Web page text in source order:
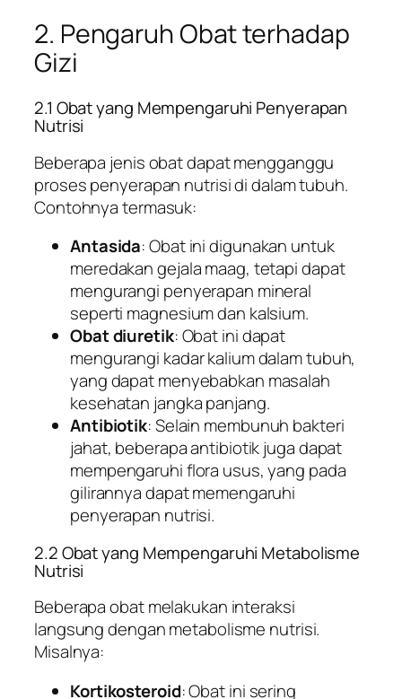
2. Pengaruh Obat terhadap
Gizi
2.1 Obat yang Mempengaruhi Penyerapan
Nutrisi
Beberapa jenis obat dapat mengganggu
proses penyerapan nutrisi di dalam tubuh.
Contohnya termasuk:
Antasida: Obat ini digunakan untuk
meredakan gejala maag, tetapi dapat
mengurangi penyerapan mineral
seperti magnesium dan kalsium.
Obat diuretik: Obat ini dapat
mengurangi kadar kalium dalam tubuh,
yang dapat menyebabkan masalah
kesehatan jangka panjang.
Antibiotik: Selain membunuh bakteri
jahat, beberapa antibiotik juga dapat
mempengaruhi flora usus, yang pada
gilirannya dapat memengaruhi
penyerapan nutrisi.
2.2 Obat yang Mempengaruhi Metabolisme
Nutrisi
Beberapa obat melakukan interaksi
langsung dengan metabolisme nutrisi.
Misalnya:
Kortikosteroid: Obat ini sering